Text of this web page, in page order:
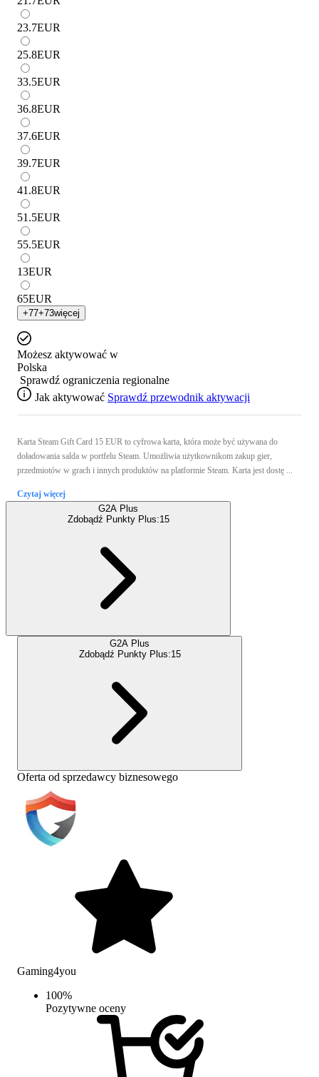
23.7EUR
25.8EUR
33.5EUR
36.8EUR
37.6EUR
39.7EUR
41.8EUR
51.5EUR
55.5EUR
13EUR
65EUR
+77+73więcej
Możesz aktywować w
Polska
Sprawdź ograniczenia regionalne
Jak aktywować Sprawdź przewodnik aktywacji
Karta Steam Gift Card 15 EUR to cyfrowa karta, która może być używana do
doładowania salda w portfelu Steam. Umożliwia użytkownikom zakup gier,
przedmiotów w grach i innych produktów na platformie Steam. Karta jest dostę ...
Czytaj więcej
G2A Plus
Zdobądź Punkty Plus:15
G2A Plus
Zdobądź Punkty Plus:15
Oferta od sprzedawcy biznesowego
Gaming4you
100%
Pozytywne oceny